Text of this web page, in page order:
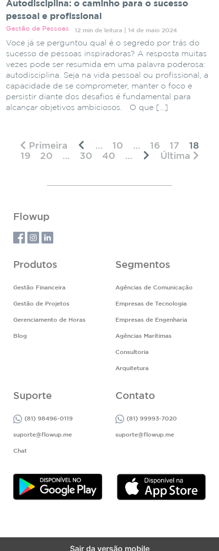
Autodisciplina: o caminho para o sucesso
pessoal e profissional
Gestão de Pessoas 12 min de leitura | 14 de maio 2024
Você já se perguntou qual é o segredo por trás do
sucesso de pessoas inspiradoras? A resposta muitas
vezes pode ser resumida em uma palavra poderosa:
autodisciplina. Seja na vida pessoal ou profissional, a
capacidade de se comprometer, manter o foco e
persistir diante dos desafios é fundamental para
alcançar objetivos ambiciosos. O que […]
Primeira ... 10 ... 16 17
18
19
20 ... 30 40 ... Última
Flowup
Produtos
Gestão Financeira
Gestão de Projetos
Gerenciamento de Horas
Blog
Segmentos
Agências de Comunicação
Empresas de Tecnologia
Empresas de Engenharia
Agências Marítimas
Consultoria
Arquitetura
Suporte
(81) 98496-0119
suporte@flowup.me
Chat
Contato
(81) 99993-7020
suporte@flowup.me
Sair da versão mobile